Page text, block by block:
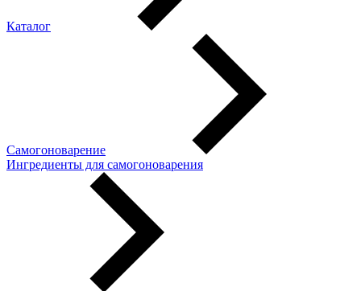
Каталог
Самогоноварение
Ингредиенты для самогоноварения